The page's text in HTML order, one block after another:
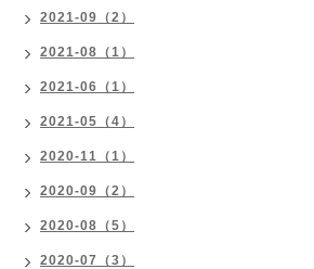
2021-09（2）
2021-08（1）
2021-06（1）
2021-05（4）
2020-11（1）
2020-09（2）
2020-08（5）
2020-07（3）